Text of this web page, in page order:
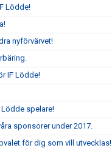
Lödde!
nyförvärvet!
IF Lödde!
Lödde spelare!
sponsorer under 2017.
för dig som vill utvecklas!